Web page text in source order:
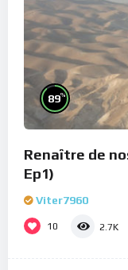
89%
Renaître de
Ep1)
Viter7960
10 2.7K